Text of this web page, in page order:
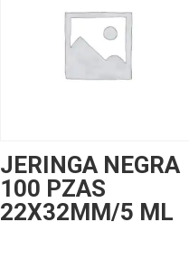
JERINGA NEGRA
100 PZAS
22X32MM/5 ML